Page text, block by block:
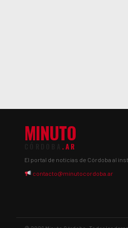
MINUTO
.AR
El portal de noticias de Córdoba al
contacto@minutocordoba.ar